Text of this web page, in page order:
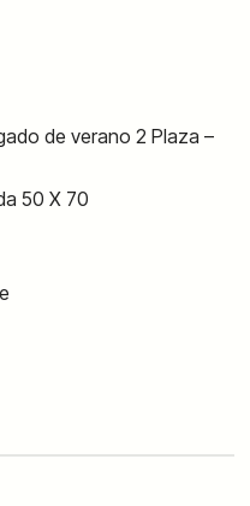
de verano 2 Plaza –
50 X 70